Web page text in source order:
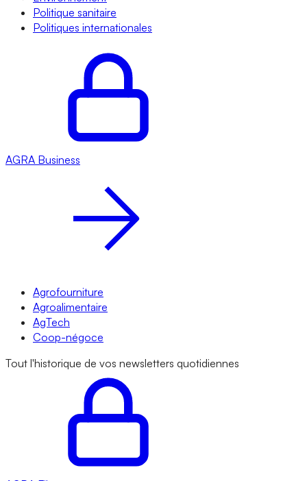
Politique sanitaire
Politiques internationales
AGRA Business
Agrofourniture
Agroalimentaire
AgTech
Coop-négoce
Tout l'historique de vos newsletters quotidiennes